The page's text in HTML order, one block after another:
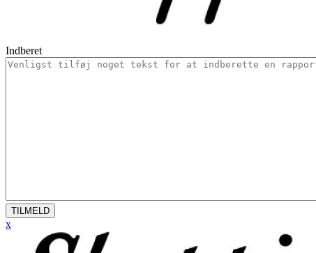
Indberet
TILMELD
x